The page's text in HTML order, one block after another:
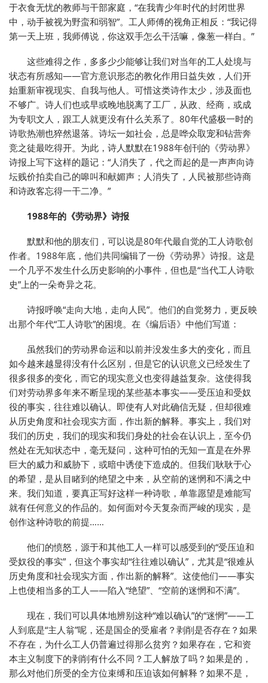
于衣食无忧的教师与干部家庭，“在我青少年时代的封闭世界
中，动手被视为野蛮和弱智”。工人师傅的视角正相反：“我记得
第一天上班，我师傅说，你这双手怎么干活嘛，像葱一样白。”
这些难得之作，多多少少能够让我们对当年的工人处境与
状态有所感知——官方意识形态的教化作用日益失效，人们开
始重新审视现实、自我与他人。可惜这类诗作太少，涉及面也
不够广。诗人们也或早或晚地脱离了工厂，从政、经商，或成
为专职文人，跟工人就更没有什么关系了。80年代盛极一时的
诗歌热潮也猝然退落。诗坛一如社会，总是哗众取宠和钻营奔
竞之徒最吃得开。为此，诗人默默在1988年创刊的《劳动界》
诗报上写下这样的题记：“人消失了，代之而起的是一声声向诗
坛贱价拍卖自己的嗥叫和献媚声；人消失了，人民被那些诗商
和诗政客忘得一干二净。”
1988年的《劳动界》诗报
默默和他的朋友们，可以说是80年代最自觉的工人诗歌创
作者。1988年底，他们共同编辑了一份《劳动界》诗报。这是
一个几乎不发生什么历史影响的小事件，但也是“当代工人诗歌
史”上的一朵奇异之花。
诗报呼唤“走向大地，走向人民”。他们的自觉努力，更反映
出那个年代“工人诗歌”的困境。在《编后语》中他们写道：
虽然我们的劳动界命运和以前并没发生多大的变化，而且
如今越来越显得没有什么区别，但是它的认识意义已经发生了
很多很多的变化，而它的现实意义也变得越益复杂。这使得我
们对劳动界多年来不断呈现的某些基本事实——受压迫和受奴
役的事实，往往难以确认。即使有人对此确信无疑，但却很难
从历史角度和社会现实方面，作出新的解释。事实上，我们对
我们的历史，我们的现实和我们身处的社会在认识上，至今仍
然处在无知状态中，毫无疑问，这种可怕的无知一直是在外界
巨大的威力和威胁下，或暗中诱使下造成的。但我们耿耿于心
的希望，是从目睹到的绝望之中来，从空前的迷惘和不满之中
来。我们知道，要真正写好这样一种诗歌，单靠愿望是难能写
就有任何意义的作品的。如何面对今天复杂而严峻的现实，是
创作这种诗歌的前提……
他们的愤怒，源于和其他工人一样可以感受到的“受压迫和
受奴役的事实”，但这个事实却“往往难以确认”，尤其是“很难从
历史角度和社会现实方面，作出新的解释”。这使他们——事实
上也使相当多的工人——陷入“绝望”、“空前的迷惘和不满”。
现在，我们可以具体地辨别这种“难以确认”的“迷惘”——工
人到底是“主人翁”呢，还是国企的受雇者？剥削是否存在？如果
不存在，为什么工人仍普遍过得那么贫穷？如果存在，它和资
本主义制度下的剥削有什么不同？工人解放了吗？如果是的，
那么对他们所受的全方位束缚和压迫该如何解释？如果不是，